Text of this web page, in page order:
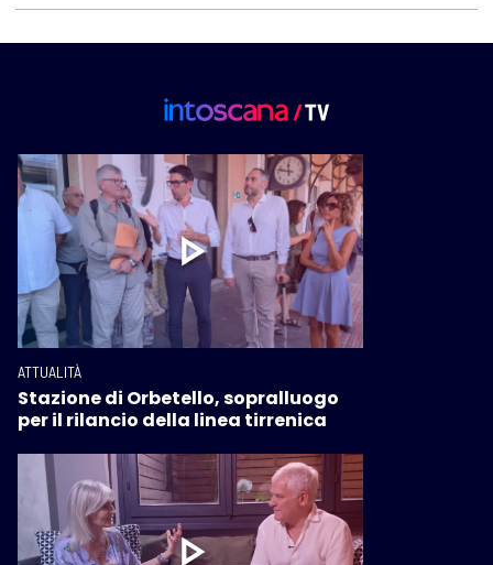
ATTUALITÀ
Stazione di Orbetello, sopralluogo
per il rilancio della linea tirrenica